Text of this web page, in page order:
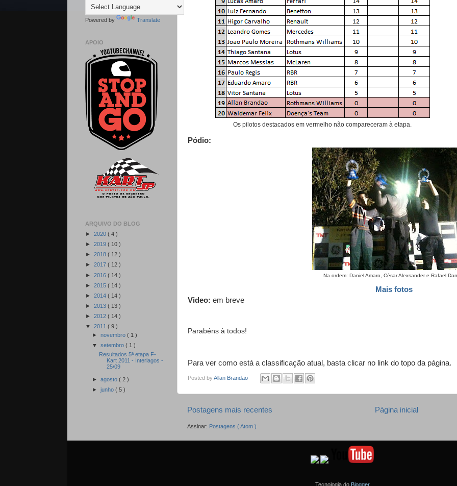
Os pilotos destacados em vermelho não compareceram à etapa.
Pódio:
Na ordem: Daniel Amaro, César Alexsander e Rafael
Mais fotos
Video: em breve
Parabéns à todos!
Para ver como está a classificação atual, basta clicar no link do topo da página.
Posted byAllan Brandao
Postagens mais recentes Página inicial
Assinar: Postagens ( Atom )
Powered by Translate
APOIO
ARQUIVO DO BLOG
► 2020 ( 4 )
► 2019 ( 10 )
► 2018 ( 12 )
► 2017 ( 12 )
► 2016 ( 14 )
► 2015 ( 14 )
► 2014 ( 14 )
► 2013 ( 13 )
► 2012 ( 14 )
▼ 2011 ( 9 )
► novembro ( 1 )
▼ setembro ( 1 )
Resultados 5ª etapa F-
Kart 2011 - Interlagos -
25/09
► agosto ( 2 )
► junho ( 5 )
Tecnologia do Blogger.